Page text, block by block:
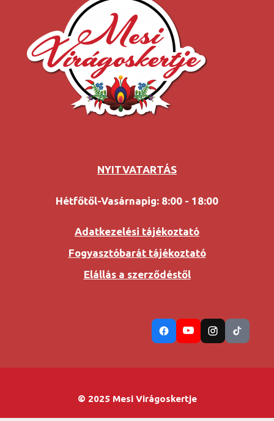
NYITVATARTÁS
Hétfőtől-Vasárnapig: 8:00 - 18:00
Adatkezelési tájékoztató
Fogyasztóbarát tájékoztató
Elállás a szerződéstől
© 2025 Mesi Virágoskertje